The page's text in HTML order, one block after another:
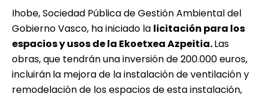
Ihobe, Sociedad Pública de Gestión Ambiental del
Gobierno Vasco, ha iniciado la licitación para los
espacios y usos de la Ekoetxea Azpeitia.Las
obras, que tendrán una inversión de 200.000 euros,
incluiránla mejora de la instalación de ventilación y
remodelación de los espacios de esta instalación,